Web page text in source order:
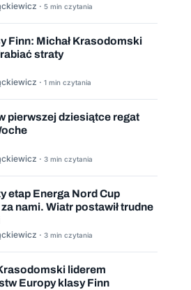
· 5 min czytania
Finn: Michał Krasodomski
straty
· 1 min czytania
pierwszej dziesiątce regat
· 3 min czytania
etap Energa Nord Cup
nami. Wiatr postawił trudne
· 3 min czytania
liderem
Europy klasy Finn